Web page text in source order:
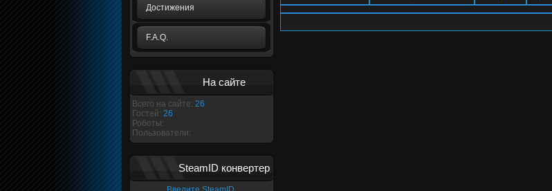
Достижения
F.A.Q.
На сайте
Всего на сайте: 26
Гостей: 26
Роботы:
Пользователи:
SteamID конвертер